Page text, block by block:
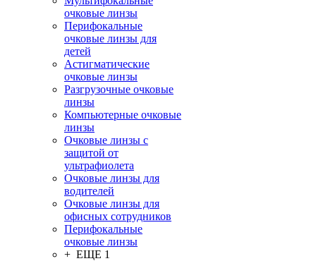
очковые линзы
Перифокальные
очковые линзы для
детей
Астигматические
очковые линзы
Разгрузочные очковые
линзы
Компьютерные очковые
линзы
Очковые линзы с
защитой от
ультрафиолета
Очковые линзы для
водителей
Очковые линзы для
офисных сотрудников
Перифокальные
очковые линзы
+ ЕЩЕ 1